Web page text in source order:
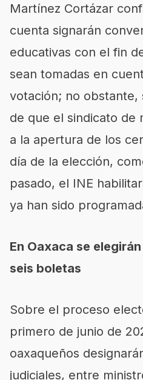
Martínez Cortázar
cuenta signarán
educativas con el fin
sean tomadas en
votación; no obstante,
de que el sindicato de
a la apertura de los
día de la elección,
pasado, el INE
ya han sido
En Oaxaca se
seis boletas
Sobre el proceso
primero de junio de
oaxaqueños
judiciales, entre